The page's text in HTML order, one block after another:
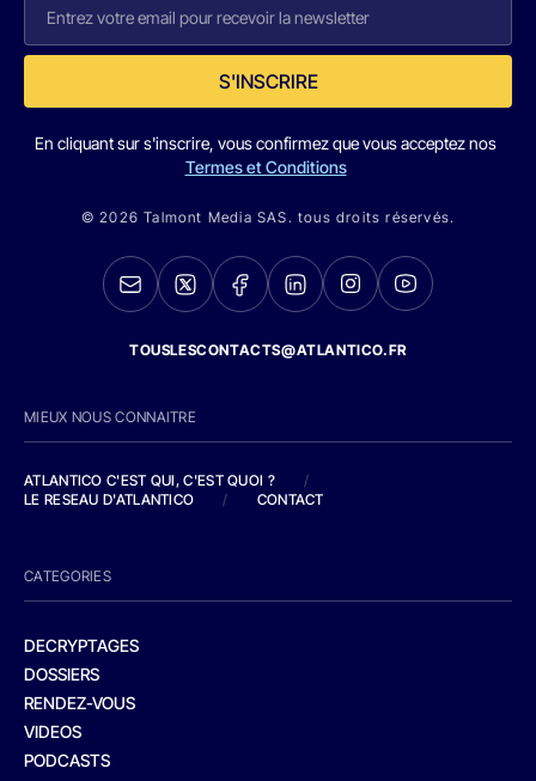
S'INSCRIRE
En cliquant sur s'inscrire, vous confirmez que vous acceptez nos
Termes et Conditions
© 2026 Talmont Media SAS. tous droits réservés.
TOUSLESCONTACTS@ATLANTICO.FR
MIEUX NOUS CONNAITRE
ATLANTICO C'EST QUI, C'EST QUOI ?
/
LE RESEAU D'ATLANTICO
/ CONTACT
CATEGORIES
DECRYPTAGES
DOSSIERS
RENDEZ-VOUS
VIDEOS
PODCASTS